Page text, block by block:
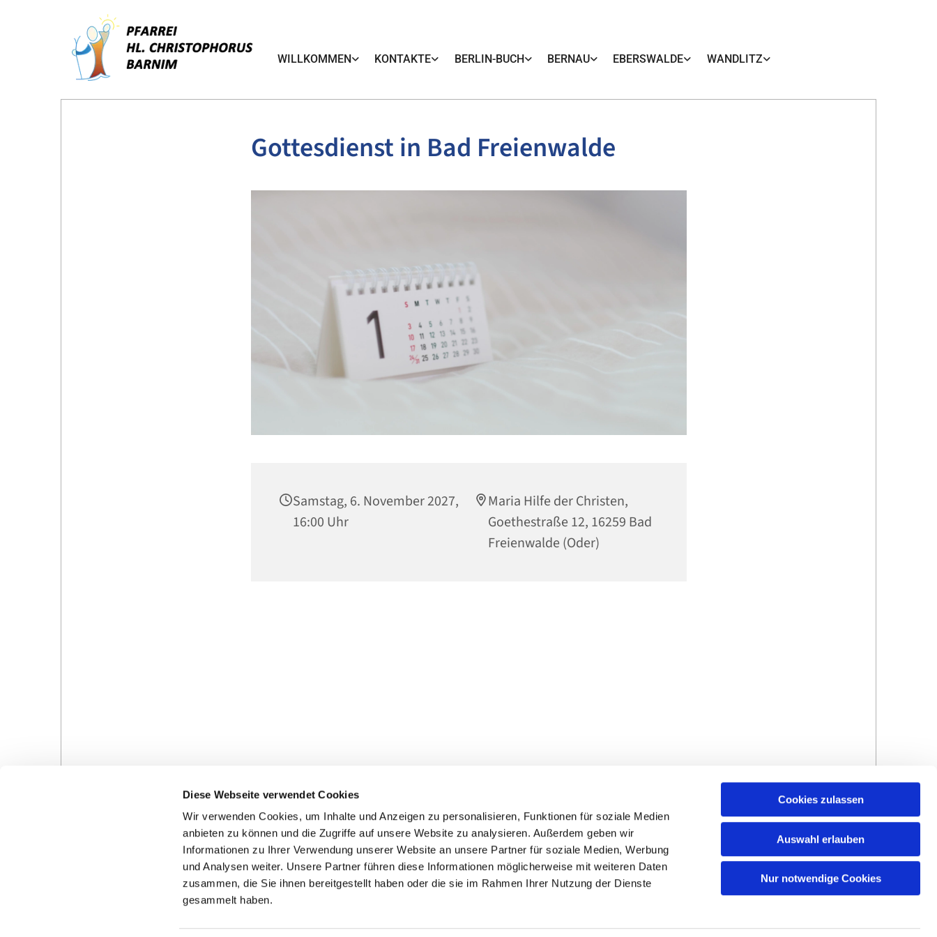
Diese Webseite verwendet Cookies
Wir verwenden Cookies, um Inhalte und Anzeigen zu personalisieren, Funktionen für soziale Medien
anbieten zu können und die Zugriffe auf unsere Website zu analysieren. Außerdem geben wir
Informationen zu Ihrer Verwendung unserer Website an unsere Partner für soziale Medien, Werbung
und Analysen weiter. Unsere Partner führen diese Informationen möglicherweise mit weiteren Daten
zusammen, die Sie ihnen bereitgestellt haben oder die sie im Rahmen Ihrer Nutzung der Dienste
gesammelt haben.
Cookies zulassen
Auswahl erlauben
Nur notwendige Cookies
WILLKOMMEN KONTAKTE BERLIN-BUCH BERNAU EBERSWALDE WANDLITZ
Gottesdienst in Bad Freienwalde
Samstag, 6. November 2027,
16:00 Uhr
Maria Hilfe der Christen,
Goethestraße 12, 16259 Bad
Freienwalde (Oder)
Veranstaltungen in der
Pfarrei
Kontakte
Ansprechpersonen zum Schutz vor
sexualisierter Gewalt
Hinweisgebersystem
Impressum und